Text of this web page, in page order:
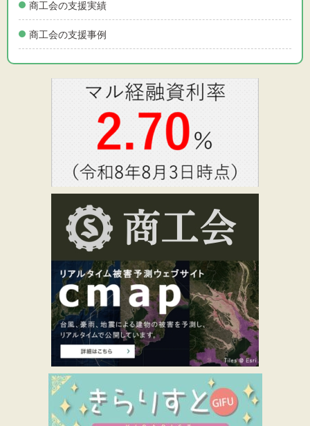
商工会の支援実績
商工会の支援事例